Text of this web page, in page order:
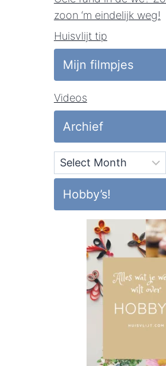
zoon ‘m eindelijk weg!
Huisvlijt tip
Mijn filmpjes
Videos
Archief
Archief
Hobby’s!